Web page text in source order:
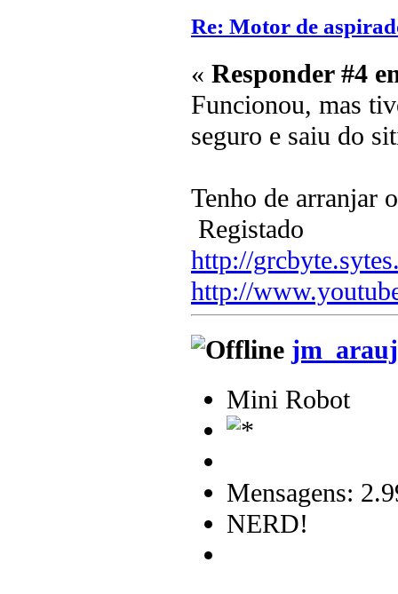
Re: Motor de
« Responder #4
Funcionou, mas
seguro e saiu do
Tenho de arranjar
Registado
http://
http://
Mini Robot
Mensagens:
NERD!